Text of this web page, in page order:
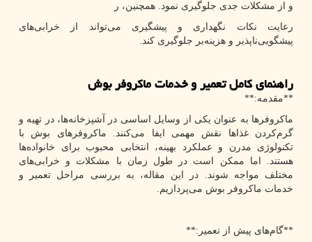
و از مشکلات جدی جلوگیری نمود. همچنین، ر
رعایت نکات نگهداری و پیشگیری می‌تواند از خرابی‌های
پیشگویی‌ناپذیر و هزینه‌بر جلوگیری کند.
راهنمای کامل تعمیر و خدمات ماکروفر بوش
**مقدمه:**
ماکروفرها به عنوان یکی از وسایل اساسی در آشپزخانه‌ها، در تهیه و
گرم‌کردن غذاها نقش مهمی ایفا می‌کنند. ماکروفرهای بوش با
تکنولوژی مدرن و عملکرد بهینه، انتخابی محبوب برای خانواده‌ها
هستند. اما ممکن است در طول زمان با مشکلات و خرابی‌های
مختلف مواجه شوند. در این مقاله، به بررسی مراحل تعمیر و
خدمات ماکروفر بوش می‌پردازیم.
**گام‌های پیش از تعمیر:**